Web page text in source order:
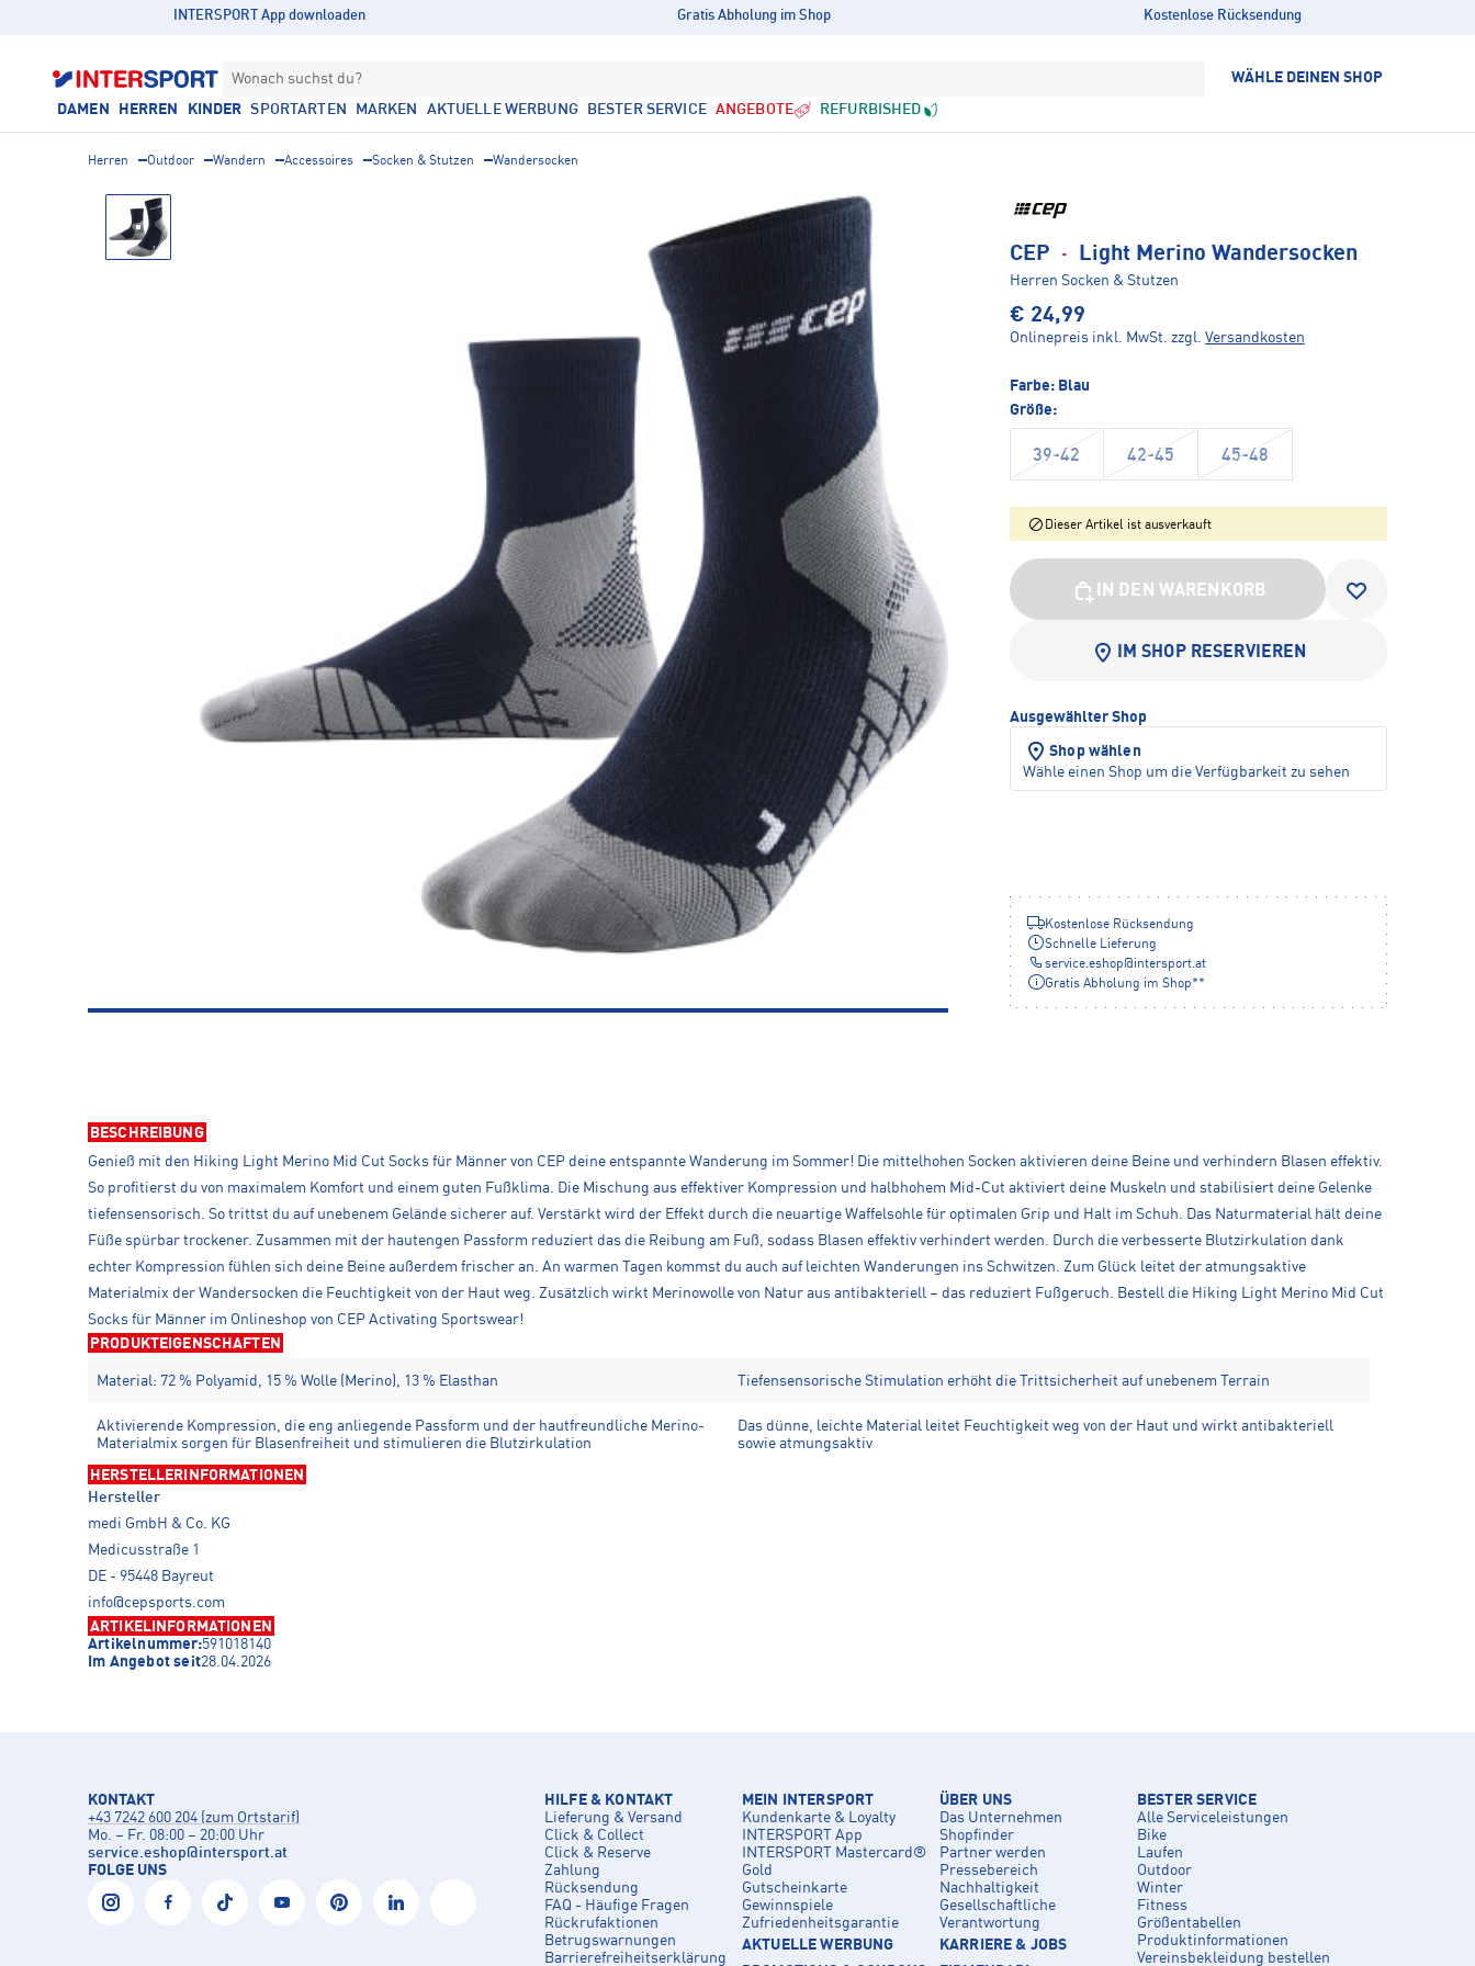
INTERSPORT App downloaden Gratis Abholung im Shop Kostenlose Rücksendung
Wonach suchst du? WÄHLE DEINEN SHOP
DAMEN HERREN KINDER SPORTARTEN MARKEN AKTUELLE WERBUNG BESTER SERVICE ANGEBOTE REFURBISHED
Herren Outdoor Wandern Accessoires Socken & Stutzen Wandersocken
CEP · Light Merino Wandersocken
Herren Socken & Stutzen
€ 24,99
Onlinepreis inkl. MwSt. zzgl. Versandkosten
Farbe: Blau
Größe:
39-42 42-45 45-48
Dieser Artikel ist ausverkauft
IN DEN WARENKORB
IM SHOP RESERVIEREN
Ausgewählter Shop
Shop wählen
Wähle einen Shop um die Verfügbarkeit zu sehen
Kostenlose Rücksendung
Schnelle Lieferung
service.eshop@intersport.at
Gratis Abholung im Shop**
BESCHREIBUNG
Genieß mit den Hiking Light Merino Mid Cut Socks für Männer von CEP deine entspannte Wanderung im Sommer! Die mittelhohen Socken aktivieren deine Beine und verhindern Blasen effektiv.
So profitierst du von maximalem Komfort und einem guten Fußklima. Die Mischung aus effektiver Kompression und halbhohem Mid-Cut aktiviert deine Muskeln und stabilisiert deine Gelenke
tiefensensorisch. So trittst du auf unebenem Gelände sicherer auf. Verstärkt wird der Effekt durch die neuartige Waffelsohle für optimalen Grip und Halt im Schuh. Das Naturmaterial hält deine
Füße spürbar trockener. Zusammen mit der hautengen Passform reduziert das die Reibung am Fuß, sodass Blasen effektiv verhindert werden. Durch die verbesserte Blutzirkulation dank
echter Kompression fühlen sich deine Beine außerdem frischer an. An warmen Tagen kommst du auch auf leichten Wanderungen ins Schwitzen. Zum Glück leitet der atmungsaktive
Materialmix der Wandersocken die Feuchtigkeit von der Haut weg. Zusätzlich wirkt Merinowolle von Natur aus antibakteriell – das reduziert Fußgeruch. Bestell die Hiking Light Merino Mid Cut
Socks für Männer im Onlineshop von CEP Activating Sportswear!
PRODUKTEIGENSCHAFTEN
Material: 72 % Polyamid, 15 % Wolle (Merino), 13 % Elasthan Tiefensensorische Stimulation erhöht die Trittsicherheit auf unebenem Terrain
Aktivierende Kompression, die eng anliegende Passform und der hautfreundliche Merino-
Materialmix sorgen für Blasenfreiheit und stimulieren die Blutzirkulation
Das dünne, leichte Material leitet Feuchtigkeit weg von der Haut und wirkt antibakteriell
sowie atmungsaktiv
HERSTELLERINFORMATIONEN
Hersteller
medi GmbH & Co. KG
Medicusstraße 1
DE - 95448 Bayreut
info@cepsports.com
ARTIKELINFORMATIONEN
Artikelnummer:591018140
Im Angebot seit28.04.2026
KONTAKT
+43 7242 600 204 (zum Ortstarif)
Mo. – Fr. 08:00 – 20:00 Uhr
service.eshop@intersport.at
FOLGE UNS
HILFE & KONTAKT
Lieferung & Versand
Click & Collect
Click & Reserve
Zahlung
Rücksendung
FAQ - Häufige Fragen
Rückrufaktionen
Betrugswarnungen
Barrierefreiheitserklärung
MEIN INTERSPORT
Kundenkarte & Loyalty
INTERSPORT App
INTERSPORT Mastercard®
Gold
Gutscheinkarte
Gewinnspiele
Zufriedenheitsgarantie
AKTUELLE WERBUNG
ÜBER UNS
Das Unternehmen
Shopfinder
Partner werden
Pressebereich
Nachhaltigkeit
Gesellschaftliche
Verantwortung
KARRIERE & JOBS
BESTER SERVICE
Alle Serviceleistungen
Bike
Laufen
Outdoor
Winter
Fitness
Größentabellen
Produktinformationen
Vereinsbekleidung bestellen